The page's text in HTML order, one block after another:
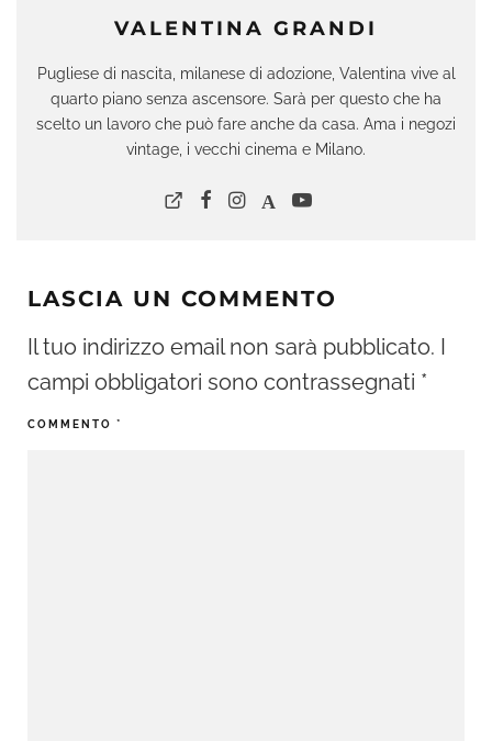
VALENTINA GRANDI
Pugliese di nascita, milanese di adozione, Valentina vive al
quarto piano senza ascensore. Sarà per questo che ha
scelto un lavoro che può fare anche da casa. Ama i negozi
vintage, i vecchi cinema e Milano.
LASCIA UN COMMENTO
Il tuo indirizzo email non sarà pubblicato. I
campi obbligatori sono contrassegnati *
COMMENTO *